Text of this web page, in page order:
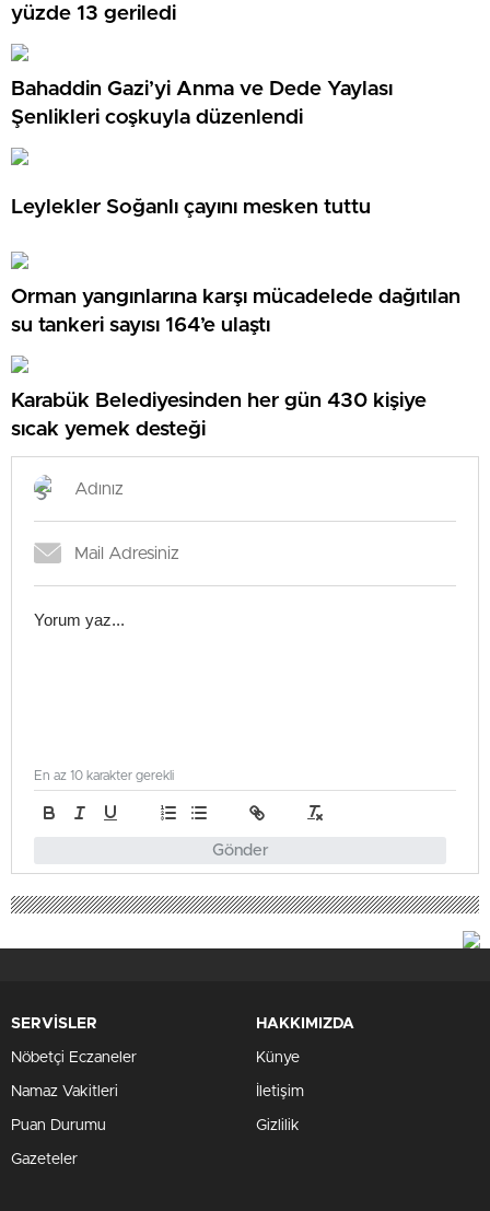
yüzde 13 geriledi
Bahaddin Gazi’yi Anma ve Dede Yaylası
Şenlikleri coşkuyla düzenlendi
Leylekler Soğanlı çayını mesken tuttu
Orman yangınlarına karşı mücadelede dağıtılan
su tankeri sayısı 164’e ulaştı
Karabük Belediyesinden her gün 430 kişiye
sıcak yemek desteği
Gönder
En az 10 karakter gerekli
SERVİSLER
Nöbetçi Eczaneler
Namaz Vakitleri
Puan Durumu
Gazeteler
HAKKIMIZDA
Künye
İletişim
Gizlilik